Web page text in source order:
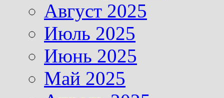
Август 2025
Июль 2025
Июнь 2025
Май 2025